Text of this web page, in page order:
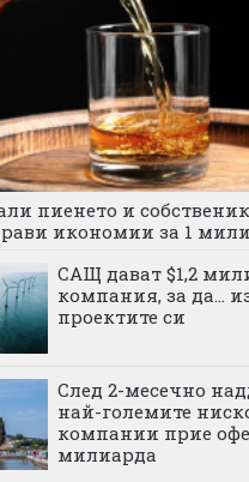
пиенето и
икономии за 1
САЩ дават $1,2
компания, за да...
проектите си
След 2-месечно
най-големите
компании прие
милиарда